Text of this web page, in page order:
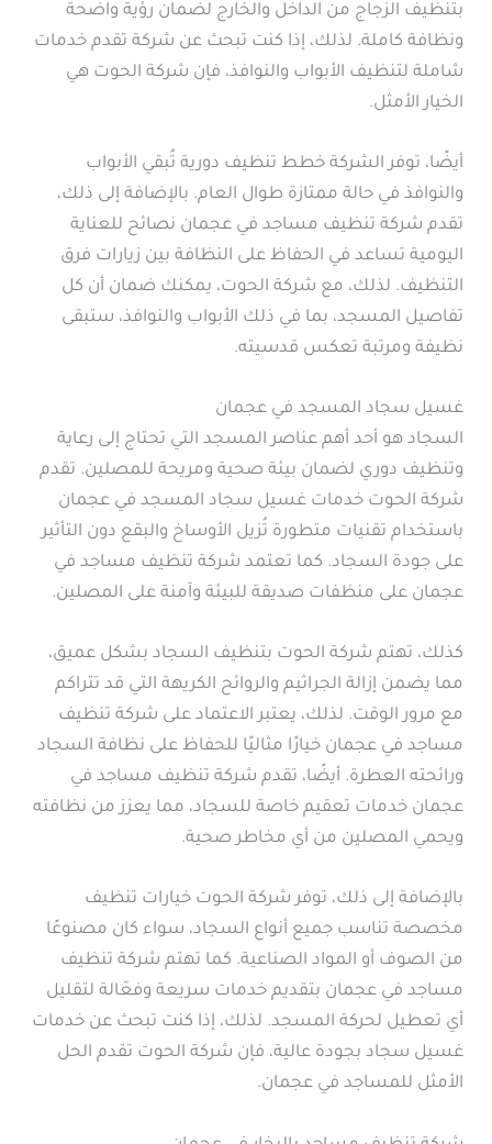
بتنظيف الزجاج من الداخل والخارج لضمان رؤية واضحة
ونظافة كاملة. لذلك، إذا كنت تبحث عن شركة تقدم خدمات
شاملة لتنظيف الأبواب والنوافذ، فإن شركة الحوت هي
الخيار الأمثل.
أيضًا، توفر الشركة خطط تنظيف دورية تُبقي الأبواب
والنوافذ في حالة ممتازة طوال العام. بالإضافة إلى ذلك،
تقدم شركة تنظيف مساجد في عجمان نصائح للعناية
اليومية تساعد في الحفاظ على النظافة بين زيارات فرق
التنظيف. لذلك، مع شركة الحوت، يمكنك ضمان أن كل
تفاصيل المسجد، بما في ذلك الأبواب والنوافذ، ستبقى
نظيفة ومرتبة تعكس قدسيته.
غسيل سجاد المسجد في عجمان
السجاد هو أحد أهم عناصر المسجد التي تحتاج إلى رعاية
وتنظيف دوري لضمان بيئة صحية ومريحة للمصلين. تقدم
شركة الحوت خدمات غسيل سجاد المسجد في عجمان
باستخدام تقنيات متطورة تُزيل الأوساخ والبقع دون التأثير
على جودة السجاد. كما تعتمد شركة تنظيف مساجد في
عجمان على منظفات صديقة للبيئة وآمنة على المصلين.
كذلك، تهتم شركة الحوت بتنظيف السجاد بشكل عميق،
مما يضمن إزالة الجراثيم والروائح الكريهة التي قد تتراكم
مع مرور الوقت. لذلك، يعتبر الاعتماد على شركة تنظيف
مساجد في عجمان خيارًا مثاليًا للحفاظ على نظافة السجاد
ورائحته العطرة. أيضًا، تقدم شركة تنظيف مساجد في
عجمان خدمات تعقيم خاصة للسجاد، مما يعزز من نظافته
ويحمي المصلين من أي مخاطر صحية.
بالإضافة إلى ذلك، توفر شركة الحوت خيارات تنظيف
مخصصة تناسب جميع أنواع السجاد، سواء كان مصنوعًا
من الصوف أو المواد الصناعية. كما تهتم شركة تنظيف
مساجد في عجمان بتقديم خدمات سريعة وفعّالة لتقليل
أي تعطيل لحركة المسجد. لذلك، إذا كنت تبحث عن خدمات
غسيل سجاد بجودة عالية، فإن شركة الحوت تقدم الحل
الأمثل للمساجد في عجمان.